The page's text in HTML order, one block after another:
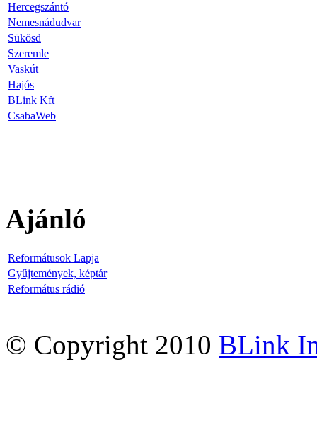
Hercegszántó
Nemesnádudvar
Sükösd
Szeremle
Vaskút
Hajós
BLink Kft
CsabaWeb
Ajánló
Reformátusok Lapja
Gyűjtemények, képtár
Református rádió
© Copyright 2010 BLink